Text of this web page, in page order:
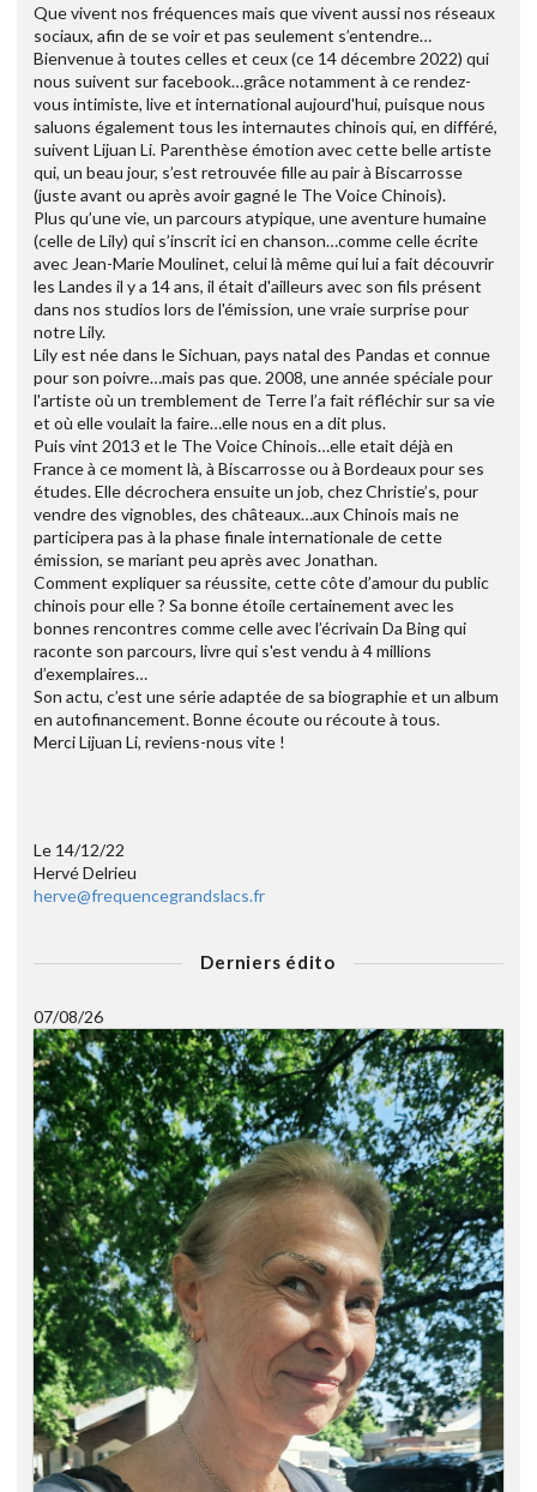
Que vivent nos fréquences mais que vivent aussi nos réseaux
sociaux, afin de se voir et pas seulement s’entendre…
Bienvenue à toutes celles et ceux (ce 14 décembre 2022) qui
nous suivent sur facebook…grâce notamment à ce rendez-
vous intimiste, live et international aujourd'hui, puisque nous
saluons également tous les internautes chinois qui, en différé,
suivent Lijuan Li. Parenthèse émotion avec cette belle artiste
qui, un beau jour, s’est retrouvée fille au pair à Biscarrosse
(juste avant ou après avoir gagné le The Voice Chinois).
Plus qu’une vie, un parcours atypique, une aventure humaine
(celle de Lily) qui s’inscrit ici en chanson…comme celle écrite
avec Jean-Marie Moulinet, celui là même qui lui a fait découvrir
les Landes il y a 14 ans, il était d'ailleurs avec son fils présent
dans nos studios lors de l'émission, une vraie surprise pour
notre Lily.
Lily est née dans le Sichuan, pays natal des Pandas et connue
pour son poivre…mais pas que. 2008, une année spéciale pour
l'artiste où un tremblement de Terre l’a fait réfléchir sur sa vie
et où elle voulait la faire…elle nous en a dit plus.
Puis vint 2013 et le The Voice Chinois…elle etait déjà en
France à ce moment là, à Biscarrosse ou à Bordeaux pour ses
études. Elle décrochera ensuite un job, chez Christie’s, pour
vendre des vignobles, des châteaux…aux Chinois mais ne
participera pas à la phase finale internationale de cette
émission, se mariant peu après avec Jonathan.
Comment expliquer sa réussite, cette côte d’amour du public
chinois pour elle ? Sa bonne étoile certainement avec les
bonnes rencontres comme celle avec l’écrivain Da Bing qui
raconte son parcours, livre qui s'est vendu à 4 millions
d’exemplaires…
Son actu, c’est une série adaptée de sa biographie et un album
en autofinancement. Bonne écoute ou récoute à tous.
Merci Lijuan Li, reviens-nous vite !
Le 14/12/22
Hervé Delrieu
herve@frequencegrandslacs.fr
Derniers édito
07/08/26